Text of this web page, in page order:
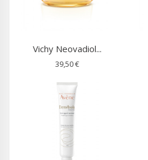
Vichy Neovadiol...
39,50 €